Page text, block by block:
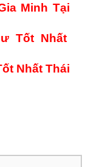
Minh Tại
Tốt Nhất
Nhất Thái